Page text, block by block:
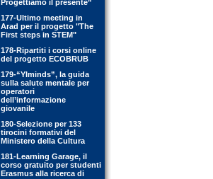
Progettiamo il presente”
177-Ultimo meeting in
Arad per il progetto "The
First steps in STEM"
178-Ripartiti i corsi online
del progetto ECOBRUB
179-“YIminds”, la guida
sulla salute mentale per
operatori
dell’informazione
giovanile
180-Selezione per 133
tirocini formativi del
Ministero della Cultura
181-Learning Garage, il
corso gratuito per studenti
Erasmus alla ricerca di